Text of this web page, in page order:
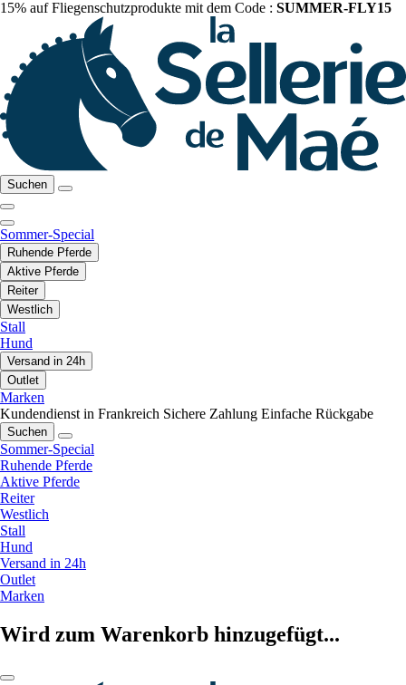
15% auf Fliegenschutzprodukte mit dem Code : SUMMER-FLY15
Suchen
Sommer-Special
Ruhende Pferde
Aktive Pferde
Reiter
Westlich
Stall
Hund
Versand in 24h
Outlet
Marken
Kundendienst in Frankreich Sichere Zahlung Einfache Rückgabe
Suchen
Sommer-Special
Ruhende Pferde
Aktive Pferde
Reiter
Westlich
Stall
Hund
Versand in 24h
Outlet
Marken
Wird zum Warenkorb hinzugefügt...